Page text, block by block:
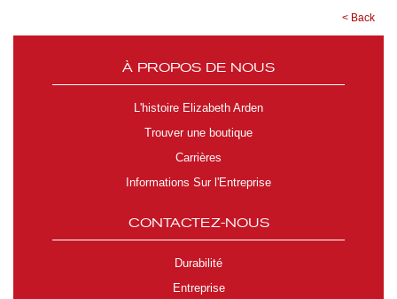
< Back
À PROPOS DE NOUS
L'histoire Elizabeth Arden
Trouver une boutique
Carrières
Informations Sur l'Entreprise
CONTACTEZ-NOUS
Durabilité
Entreprise